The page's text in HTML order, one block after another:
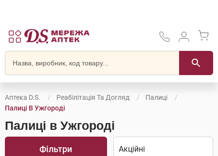
Аптека D.S. Реабілітація Та Догляд
Палиці
Палиці В Ужгороді
Палиці в Ужгороді
Фільтри